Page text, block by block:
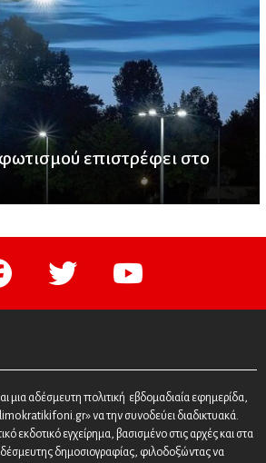
επιστρέφει στο
facebook twitter youtube
μια αδέσμευτη πολιτική εβδομαδιαία εφημερίδα,
να την συνοδεύει διαδικτυακά.
εκδοτικό εγχείρημα, βασισμένο στις αρχές και στα
δημοσιογραφίας, φιλοδοξώντας να